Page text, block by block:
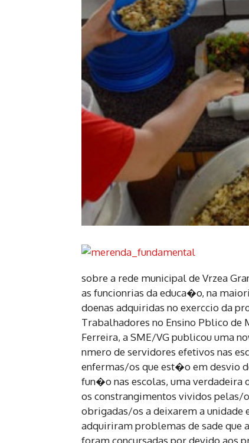
sobre a rede municipal de Vrzea
as funcionrias da educa�o, na
doenas adquiridas no exerccio da
Trabalhadores no Ensino Pblico de
Ferreira, a SME/VG publicou uma
nmero de servidores efetivos nas
enfermas/os que est�o em desvio
fun�o nas escolas, uma verdadeira
os constrangimentos vividos
obrigadas/os a deixarem a unidade
adquiriram problemas de sade que